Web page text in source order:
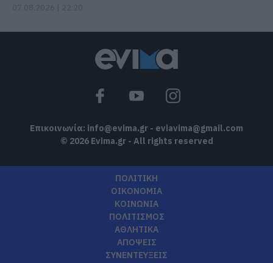
Επικοινωνία: info@evima.gr - eviavima@gmail.com
© 2026 Evima.gr - All rights reserved
ΠΟΛΙΤΙΚΗ
ΟΙΚΟΝΟΜΙΑ
ΚΟΙΝΩΝΙΑ
ΠΟΛΙΤΙΣΜΟΣ
ΑΘΛΗΤΙΚΑ
ΑΠΟΨΕΙΣ
ΣΥΝΕΝΤΕΥΞΕΙΣ